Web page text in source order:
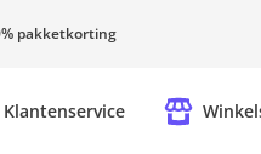
pakketkorting
Klantenservice